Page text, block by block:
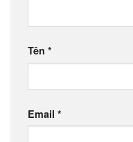
Tên *
Email *